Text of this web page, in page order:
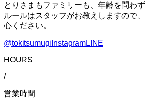
とりさまもファミリーも、年齢を問わ
ルールはスタッフがお教えしますので
心ください。
@tokitsumugi InstagramLINE
HOURS
/
営業時間